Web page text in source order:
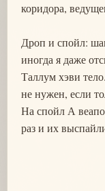
коридора,
Дроп и спойл:
иногда я даже
Таллум хэви
не нужен, если
На спойл А
раз и их